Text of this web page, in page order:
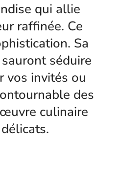
qui allie
raffinée. Ce
Sa
séduire
vos invités ou
des
culinaire